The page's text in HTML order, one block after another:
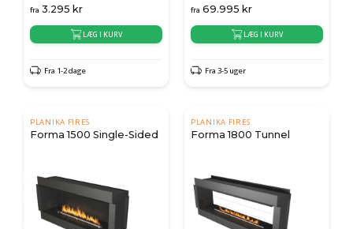
fra 3.295 kr
LÆG I KURV
Fra 1-2 dage
fra 69.995 kr
LÆG I KURV
Fra 3-5 uger
PLANIKA FIRES
Forma 1500 Single-Sided
PLANIKA FIRES
Forma 1800 Tunnel